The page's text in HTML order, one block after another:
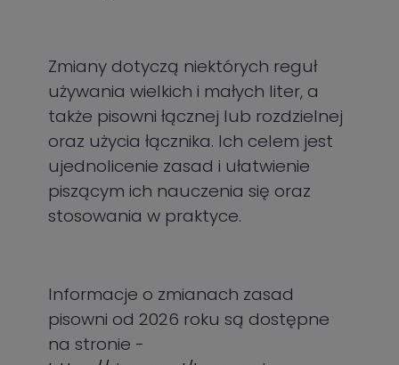
Zmiany dotyczą niektórych reguł
używania wielkich i małych liter, a
także pisowni łącznej lub rozdzielnej
oraz użycia łącznika. Ich celem jest
ujednolicenie zasad i ułatwienie
piszącym ich nauczenia się oraz
stosowania w praktyce.
Informacje o zmianach zasad
pisowni od 2026 roku są dostępne
na stronie -